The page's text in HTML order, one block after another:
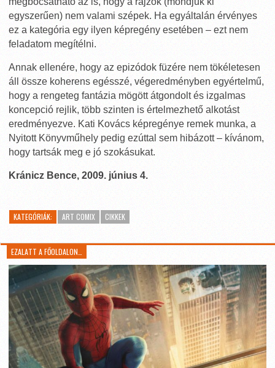
egyszerűen) nem valami szépek. Ha egyáltalán érvényes
ez a kategória egy ilyen képregény esetében – ezt nem
feladatom megítélni.
Annak ellenére, hogy az epizódok füzére nem tökéletesen
áll össze koherens egésszé, végeredményben egyértelmű,
hogy a rengeteg fantázia mögött átgondolt és izgalmas
koncepció rejlik, több szinten is értelmezhető alkotást
eredményezve. Kati Kovács képregénye remek munka, a
Nyitott Könyvműhely pedig ezúttal sem hibázott – kívánom,
hogy tartsák meg e jó szokásukat.
Kránicz Bence, 2009. június 4.
KATEGÓRIÁK: ART COMIX CIKKEK
EZALATT A FŐOLDALON…